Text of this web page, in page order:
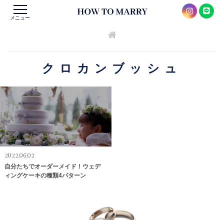
メニュー
クロカンブッシュ
2022.06.02
自分たちでオーダーメイド！ウェデ
ィングケーキの種類4パターン